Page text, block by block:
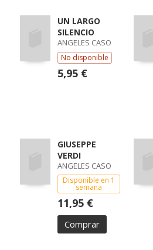
UN LARGO
SILENCIO
ANGELES CASO
No disponible
5,95 €
GIUSEPPE
VERDI
ANGELES CASO
Disponible en 1
semana
11,95 €
Comprar